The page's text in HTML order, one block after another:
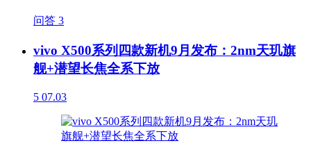
问答 3
vivo X500系列四款新机9月发布：2nm天玑旗
舰+潜望长焦全系下放
5 07.03